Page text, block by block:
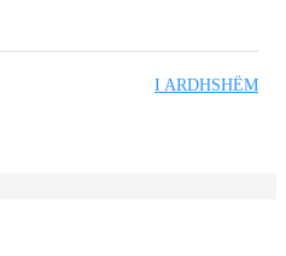
I ARDHSHËM